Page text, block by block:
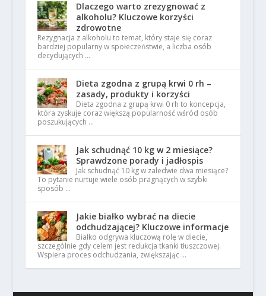
Dlaczego warto zrezygnować z
alkoholu? Kluczowe korzyści
zdrowotne
Rezygnacja z alkoholu to temat, który staje się coraz
bardziej popularny w społeczeństwie, a liczba osób
decydujących …
Dieta zgodna z grupą krwi 0 rh –
zasady, produkty i korzyści
Dieta zgodna z grupą krwi 0 rh to koncepcja,
która zyskuje coraz większą popularność wśród osób
poszukujących …
Jak schudnąć 10 kg w 2 miesiące?
Sprawdzone porady i jadłospis
Jak schudnąć 10 kg w zaledwie dwa miesiące?
To pytanie nurtuje wiele osób pragnących w szybki
sposób …
Jakie białko wybrać na diecie
odchudzającej? Kluczowe informacje
Białko odgrywa kluczową rolę w diecie,
szczególnie gdy celem jest redukcja tkanki tłuszczowej.
Wspiera proces odchudzania, zwiększając …